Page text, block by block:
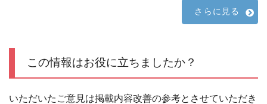
さらに見る
この情報はお役に立ちましたか？
いただいたご意見は掲載内容改善の参考とさせていただき